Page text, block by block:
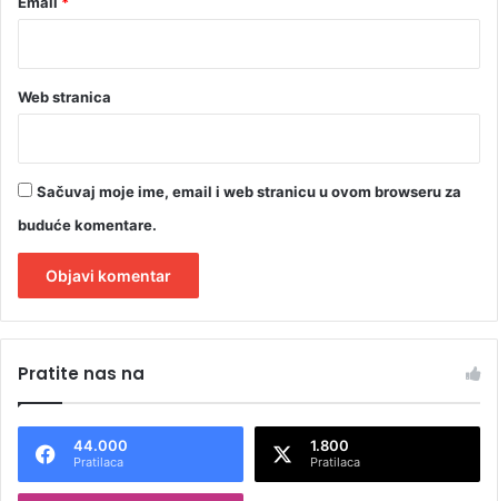
Web stranica
Sačuvaj moje ime, email i web stranicu u ovom browseru za
buduće komentare.
t
n
Pratite nas na
44.000
Pratilaca
1.800
Pratilaca